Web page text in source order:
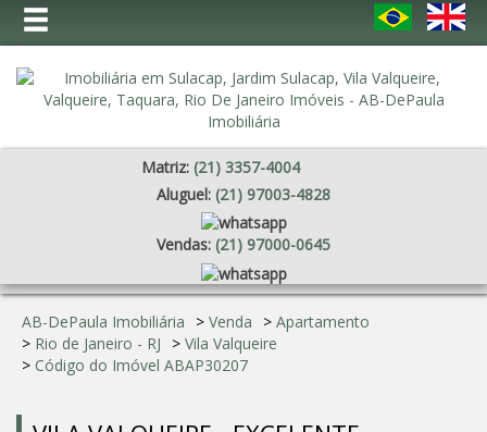
Matriz: (21) 3357-4004
Aluguel: (21) 97003-4828
Vendas: (21) 97000-0645
AB-DePaula Imobiliária > Venda > Apartamento
> Rio de Janeiro - RJ > Vila Valqueire
> Código do Imóvel ABAP30207